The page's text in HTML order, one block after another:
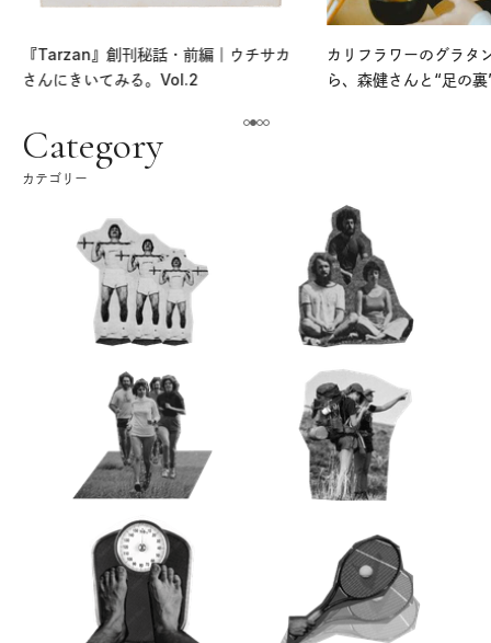
『Tarzan』創刊秘話・前編｜ウチサカ
さんにきいてみる。Vol.2
カリフラワーのグラタ
ら、森健さんと“足の
Category
カテゴリー